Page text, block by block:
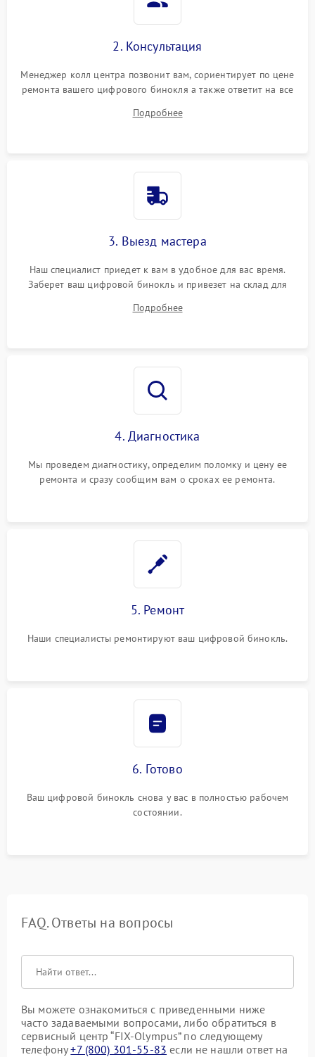
2. Консультация
Менеджер колл центра позвонит вам, сориентирует по цене
ремонта вашего цифрового бинокля а также ответит на все
Подробнее
3. Выезд мастера
Наш специалист приедет к вам в удобное для вас время.
Заберет ваш цифровой бинокль и привезет на склад для
Подробнее
4. Диагностика
Мы проведем диагностику, определим поломку и цену ее
ремонта и сразу сообщим вам о сроках ее ремонта.
5. Ремонт
Наши специалисты ремонтируют ваш цифровой бинокль.
6. Готово
Ваш цифровой бинокль снова у вас в полностью рабочем
состоянии.
FAQ. Ответы на вопросы
Вы можете ознакомиться с приведенными ниже
часто задаваемыми вопросами, либо обратиться в
сервисный центр “FIX-Olympus” по следующему
телефону+7 (800) 301-55-83 если не нашли ответ на